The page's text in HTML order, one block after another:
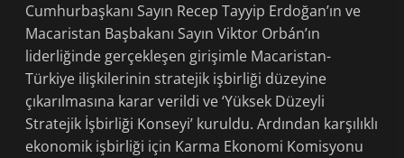
Cumhurbaşkanı Sayın Recep Tayyip Erdoğan’ın ve
Macaristan Başbakanı Sayın Viktor Orbán’ın
liderliğinde gerçekleşen girişimle Macaristan-
Türkiye ilişkilerinin stratejik işbirliği düzeyine
çıkarılmasına karar verildi ve ‘Yüksek Düzeyli
Stratejik İşbirliği Konseyi’ kuruldu. Ardından karşılıklı
ekonomik işbirliği için Karma Ekonomi Komisyonu